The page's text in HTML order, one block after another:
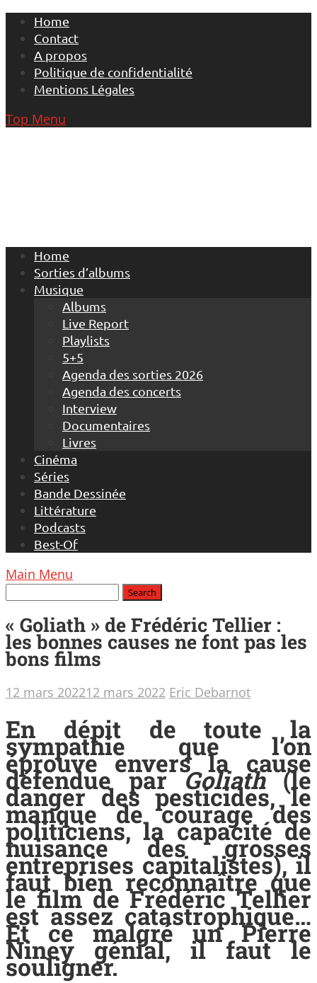
Skip
content
Home
Contact
A propos
Politique de confidentialité
Mentions Légales
Top Menu
Home
Sorties d’albums
Musique
Albums
Live Report
Playlists
5+5
Agenda des sorties 2026
Agenda des concerts
Interview
Documentaires
Livres
Cinéma
Séries
Bande Dessinée
Littérature
Podcasts
Best-Of
Main Menu
« Goliath » de Frédéric Tellier :
les bonnes causes ne font pas les
bons films
12 mars 202212 mars 2022 Eric Debarnot
En dépit de toute la
sympathie que l’on
éprouve envers la cause
défendue parGoliath(le
danger des pesticides, le
manque de courage des
politiciens, la capacité de
nuisance des grosses
entreprises capitalistes), il
faut bien reconnaître que
le film de Frédéric Tellier
est assez catastrophique…
Et ce malgré un Pierre
Niney génial, il faut le
souligner.